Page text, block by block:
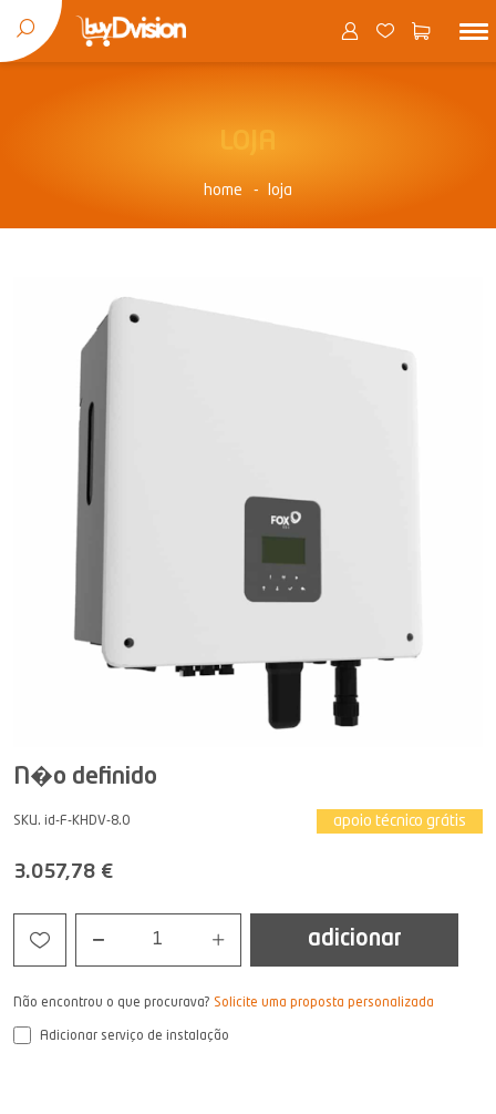
home loja
N�o definido
SKU. id-F-KHDV-8.0 apoio técnico grátis
3.057,78 €
1 adicionar
Não encontrou o que procurava? Solicite uma proposta personalizada
Adicionar serviço de instalação